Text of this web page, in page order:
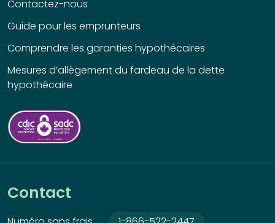
Contactez-nous
Guide pour les emprunteurs
Comprendre les garanties hypothécaires
Mesures d’allègement du fardeau de la dette
hypothécaire
Contact